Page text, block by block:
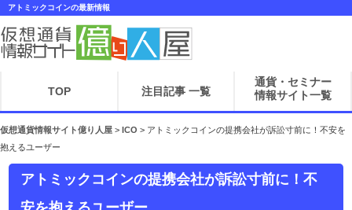
アトミックコインの最新情報
TOP 注目記事 一覧
通貨・セミナー
情報サイト一覧
仮想通貨情報サイト億り人屋 > ICO > アトミックコインの提携会社が訴訟寸前に！不安を
抱えるユーザー
アトミックコインの提携会社が訴訟寸前に！不